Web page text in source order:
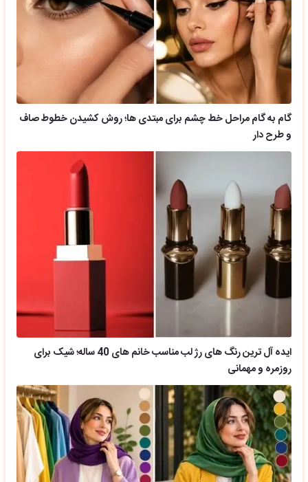
گام به گام مراحل خط چشم برای مبتدی ها؛ روش کشیدن خطوط صاف
و طرح دار
ایده آل ترین رنگ های رژ لب مناسب خانم های 40 ساله؛ شیک برای
روزمره و مهمانی